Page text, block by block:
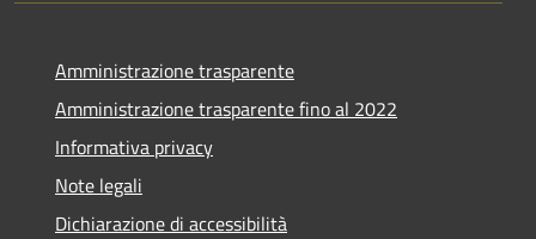
Amministrazione trasparente
Amministrazione trasparente fino al 2022
Informativa privacy
Note legali
Dichiarazione di accessibilità